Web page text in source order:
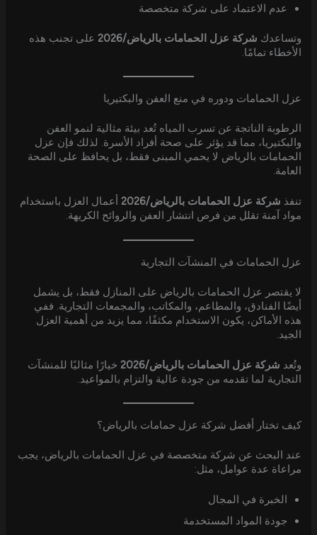
عدم الاعتماد على شركة متخصصة
وتساعدك شركة عزل الحمامات بالرياض/2026
على تجنب هذه
الأخطاء تمامًا.
عزل الحمامات ودوره في منع العفن والبكتيريا
الرطوبة الناتجة عن تسرب المياه تُعد بيئة مثالية لنمو العفن
والبكتيريا، مما قد يؤثر على صحة أفراد الأسرة. لذلك فإن عزل
الحمامات بالرياض لا يحمي المبنى فقط، بل يحافظ على الصحة
العامة.
تنفذ شركة عزل الحمامات بالرياض/2026
أعمال العزل باستخدام
مواد آمنة تقلل من فرص انتشار العفن والروائح الكريهة.
عزل الحمامات في المنشآت التجارية
لا يقتصر عزل الحمامات بالرياض على المنازل فقط، بل يشمل
أيضًا الفنادق، والمطاعم، والمكاتب، والمجمعات التجارية. ففي
هذه الأماكن، يكون الاستخدام مكثفًا، مما يزيد من أهمية العزل
الجيد.
وتُعد شركة عزل الحمامات بالرياض/2026
خيارًا مثاليًا للمنشآت
التجارية لما تقدمه من جودة عالية والتزام بالمواعيد.
كيف تختار أفضل شركة عزل حمامات بالرياض؟
عند البحث عن شركة متخصصة في عزل الحمامات بالرياض، يجب
مراعاة عدة عوامل، مثل:
الخبرة في المجال
جودة المواد المستخدمة